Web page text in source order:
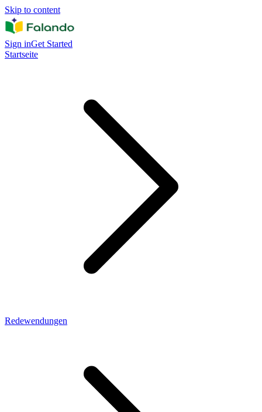
Skip to content
Sign inGet Started
Startseite
Redewendungen